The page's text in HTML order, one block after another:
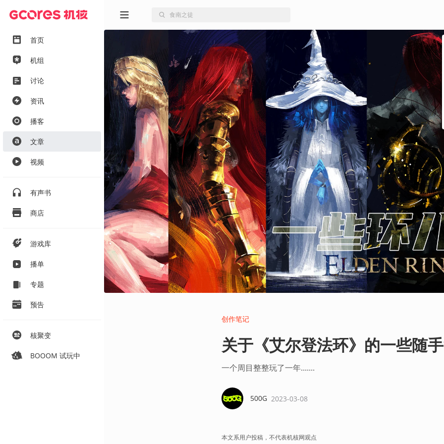
首页
机组
讨论
资讯
播客
文章
视频
有声书
商店
游戏库
播单
专题
预告
核聚变
BOOOM 试玩中
创作笔记
关于《艾尔登法环》的一些随
一个周目整整玩了一年.......
500G 2023-03-08
本文系用户投稿，不代表机核网观点